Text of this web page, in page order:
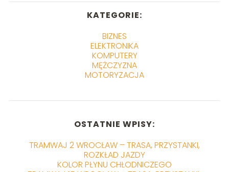
KATEGORIE:
BIZNES
ELEKTRONIKA
KOMPUTERY
MĘŻCZYZNA
MOTORYZACJA
OSTATNIE WPISY:
TRAMWAJ 2 WROCŁAW – TRASA, PRZYSTANKI,
ROZKŁAD JAZDY
KOLOR PŁYNU CHŁODNICZEGO